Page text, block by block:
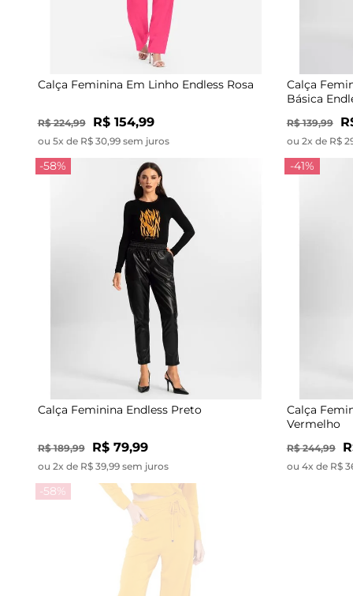
Calça Feminina Em Linho Endless Rosa
R$ 224,99 R$ 154,99
ou 5x de R$ 30,99 sem juros
Calça
Básica
R$ 139,99
ou 2x de R$
-58%
Calça Feminina Endless Preto
R$ 189,99 R$ 79,99
ou 2x de R$ 39,99 sem juros
-41%
Calça
Vermelho
R$ 244,99
ou 4x de R$
-58%